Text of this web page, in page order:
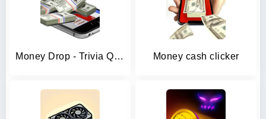
Money Drop - Trivia Quiz Game Money cash clicker